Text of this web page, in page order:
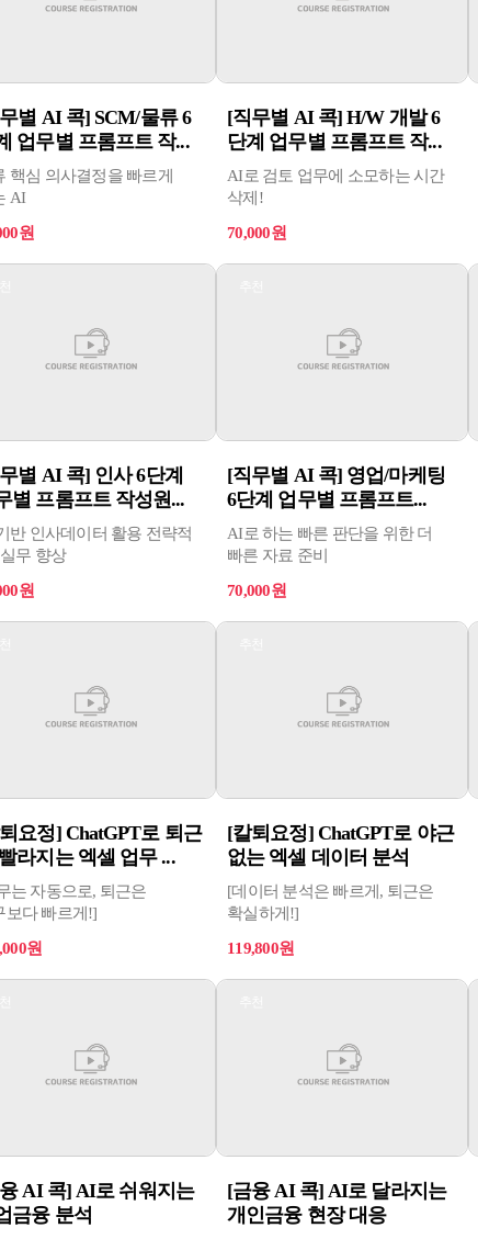
별 AI 콕] SCM/물류 6
업무별 프롬프트 작...
핵심 의사결정을 빠르게
AI
원
[직무별 AI 콕] H/W 개발 6
단계 업무별 프롬프트 작...
AI로 검토 업무에 소모하는 시간
삭제!
70,000원
별 AI 콕] 인사 6단계
별 프롬프트 작성원...
반 인사데이터 활용 전략적
무 향상
원
[직무별 AI 콕] 영업/마케팅
6단계 업무별 프롬프트...
AI로 하는 빠른 판단을 위한 더
빠른 자료 준비
70,000원
요정] ChatGPT로 퇴근
라지는 엑셀 업무 ...
는 자동으로, 퇴근은
보다 빠르게!]
원
[칼퇴요정] ChatGPT로 야근
없는 엑셀 데이터 분석
[데이터 분석은 빠르게, 퇴근은
확실하게!]
119,800원
AI 콕] AI로 쉬워지는
금융 분석
[금융 AI 콕] AI로 달라지는
개인금융 현장 대응